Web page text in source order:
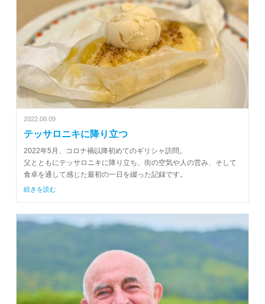
2022.08.09
テッサロニキに降り立つ
2022年5月、コロナ禍以降初めてのギリシャ訪問。
父とともにテッサロニキに降り立ち、街の空気や人の営み、そして
食卓を通して感じた最初の一日を綴った記録です。
続きを読む